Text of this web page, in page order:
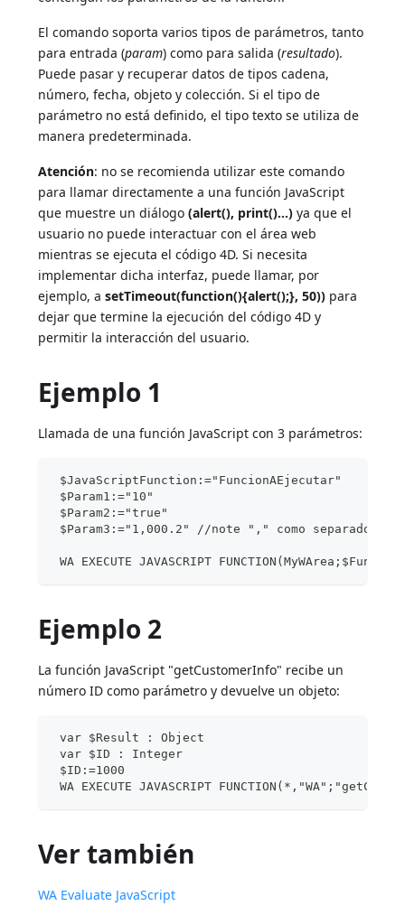
El comando soporta varios tipos de parámetros, tanto
para entrada (param) como para salida (resultado).
Puede pasar y recuperar datos de tipos cadena,
número, fecha, objeto y colección. Si el tipo de
parámetro no está definido, el tipo texto se utiliza de
manera predeterminada.
Atención: no se recomienda utilizar este comando
para llamar directamente a una función JavaScript
que muestre un diálogo(alert(), print()...) ya que el
usuario no puede interactuar con el área web
mientras se ejecuta el código 4D. Si necesita
implementar dicha interfaz, puede llamar, por
ejemplo, asetTimeout(function(){alert();}, 50)) para
dejar que termine la ejecución del código 4D y
permitir la interacción del usuario.
Ejemplo 1
Llamada de una función JavaScript con 3 parámetros:
$JavaScriptFunction:="FuncionAEjecutar"
$Param1:="10"
$Param2:="true"
$Param3:="1,000.2" //note "," como separador
WA EXECUTE JAVASCRIPT
Ejemplo 2
La función JavaScript "getCustomerInfo" recibe un
número ID como parámetro y devuelve un objeto:
var $Result : Object
var $ID : Integer
$ID:=1000
WA EXECUTE JAVASCRIPT
Ver también
WA Evaluate JavaScript